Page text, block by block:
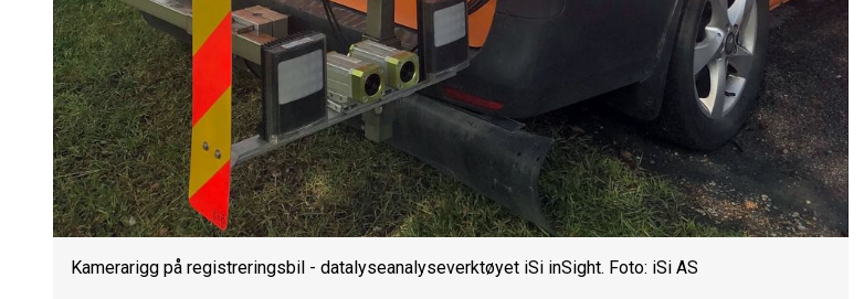
Kamerarigg på registreringsbil - datalyseanalyseverktøyet iSi inSight. Foto: iSi AS